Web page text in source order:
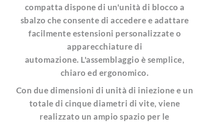
compatta dispone di un'unità di blocco a
sbalzo che consente di accedere e adattare
facilmente estensioni personalizzate o
apparecchiature di
automazione. L'assemblaggio è semplice,
chiaro ed ergonomico.
Con due dimensioni di unità di iniezione e un
totale di cinque diametri di vite, viene
realizzato un ampio spazio per le